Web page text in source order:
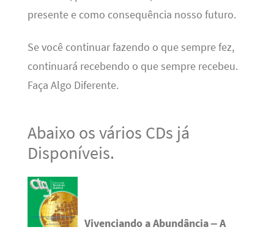
presente e como consequência nosso futuro.
Se você continuar fazendo o que sempre fez,
continuará recebendo o que sempre recebeu.
Faça Algo Diferente.
Abaixo os vários CDs já
Disponíveis.
Vivenciando a Abundância – A